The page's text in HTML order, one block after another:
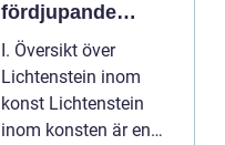
fördjupande
undersökning
I. Översikt över
Lichtenstein inom
konst Lichtenstein
inom konsten är en